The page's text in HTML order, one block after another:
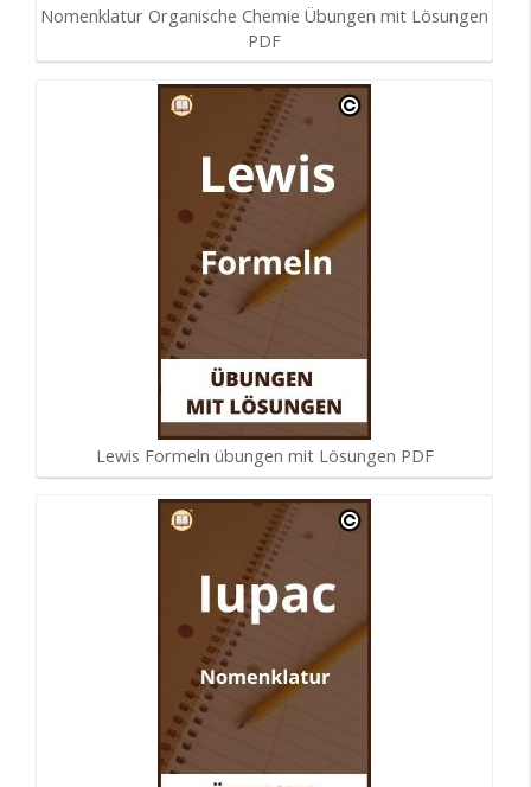
Nomenklatur Organische Chemie Übungen mit Lösungen
PDF
Lewis Formeln übungen mit Lösungen PDF